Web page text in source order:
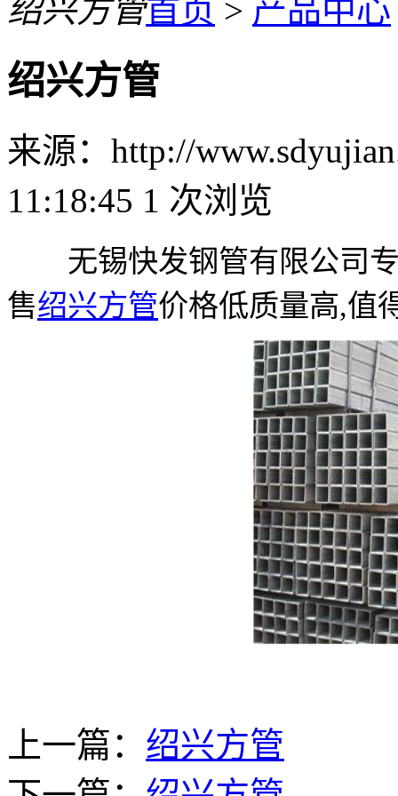
绍兴方管首页 > 产品中心
绍兴方管
来源：http://
11:18:45 1 次浏览
无锡快发钢管有限公司专
售绍兴方管价格低质量高,值
上一篇： 绍兴方管